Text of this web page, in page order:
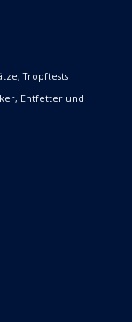
Tropftests
Entfetter und